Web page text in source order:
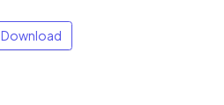
Download